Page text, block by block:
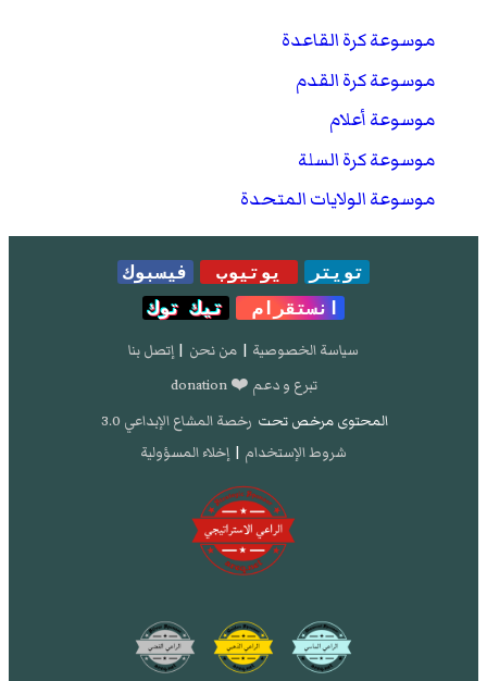
موسوعة كرة القاعدة
موسوعة كرة القدم
موسوعة أعلام
موسوعة كرة السلة
موسوعة الولايات المتحدة
تويتر يوتيوب
فيسبوك
انستقرام
تيك توك
سياسة الخصوصية | من نحن | إتصل بنا
تبرع و دعم ❤️ donation
المحتوى مرخص تحت رخصة المشاع الإبداعي 3.0
شروط الإستخدام | إخلاء المسؤولية